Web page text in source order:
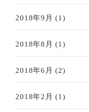
2018年9月 (1)
2018年8月 (1)
2018年6月 (2)
2018年2月 (1)